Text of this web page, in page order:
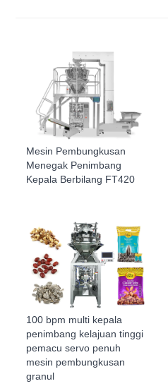
Mesin Pembungkusan
Menegak Penimbang
Kepala Berbilang FT420
100 bpm multi kepala
penimbang kelajuan tinggi
pemacu servo penuh
mesin pembungkusan
granul